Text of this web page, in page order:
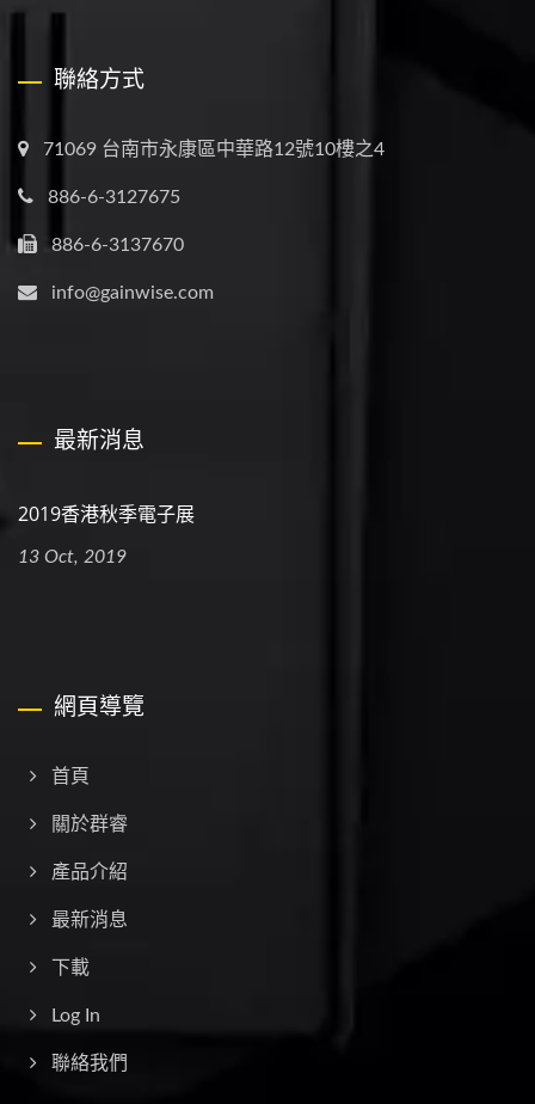
聯絡方式
71069 台南市永康區中華路12號10樓之4
886-6-3127675
886-6-3137670
info@gainwise.com
最新消息
2019香港秋季電子展
13 Oct, 2019
網頁導覽
首頁
關於群睿
產品介紹
最新消息
下載
Log In
聯絡我們